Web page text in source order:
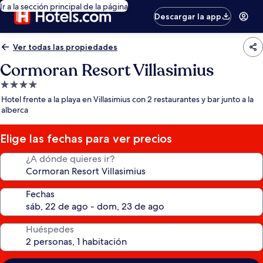
Ir a la sección principal de la página
Descargar la app
Ver todas las propiedades
Cormoran Resort Villasimius
Propiedad
de
4.0
estrellas
Hotel frente a la playa en Villasimius con 2 restaurantes y bar junto a la
alberca
Elige las fechas para ver precios
¿A dónde quieres ir?
Fechas
Huéspedes